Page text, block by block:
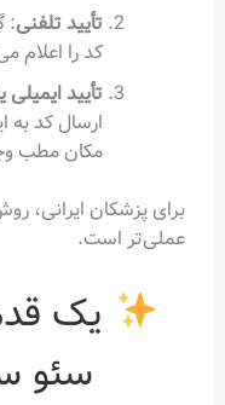
تأیید تلفنی:
کد را اعلام
تأیید ایمیلی
ارسال کد به
مکان مطب
برای پزشکان ایرانی،
عملی‌تر است.
یک
سئو